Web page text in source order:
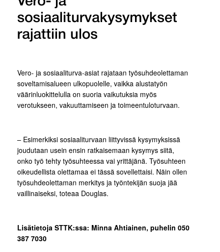
sosiaaliturvakysymykset
rajattiin ulos
Vero- ja sosiaaliturva-asiat rajataan työsuhdeolettaman
soveltamisalueen ulkopuolelle, vaikka alustatyön
väärinluokittelulla on suoria vaikutuksia myös
verotukseen, vakuuttamiseen ja toimeentuloturvaan.
– Esimerkiksi sosiaaliturvaan liittyvissä kysymyksissä
joudutaan usein ensin ratkaisemaan kysymys siitä,
onko työ tehty työsuhteessa vai yrittäjänä. Työsuhteen
oikeudellista olettamaa ei tässä sovellettaisi. Näin ollen
työsuhdeolettaman merkitys ja työntekijän suoja jää
vaillinaiseksi, toteaa Douglas.
Lisätietoja STTK:ssa: Minna Ahtiainen, puhelin 050
387 7030